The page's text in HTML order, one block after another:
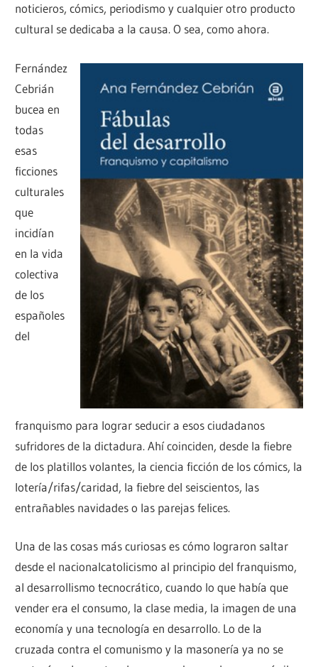
noticieros, cómics, periodismo y cualquier otro producto
cultural se dedicaba a la causa. O sea, como ahora.
Fernández
Cebrián
bucea en
todas
esas
ficciones
culturales
que
incidían
en la vida
colectiva
de los
españoles
del
franquismo para lograr seducir a esos ciudadanos
sufridores de la dictadura. Ahí coinciden, desde la fiebre
de los platillos volantes, la ciencia ficción de los cómics, la
lotería/rifas/caridad, la fiebre del seiscientos, las
entrañables navidades o las parejas felices.
Una de las cosas más curiosas es cómo lograron saltar
desde el nacionalcatolicismo al principio del franquismo,
al desarrollismo tecnocrático, cuando lo que había que
vender era el consumo, la clase media, la imagen de una
economía y una tecnología en desarrollo. Lo de la
cruzada contra el comunismo y la masonería ya no se